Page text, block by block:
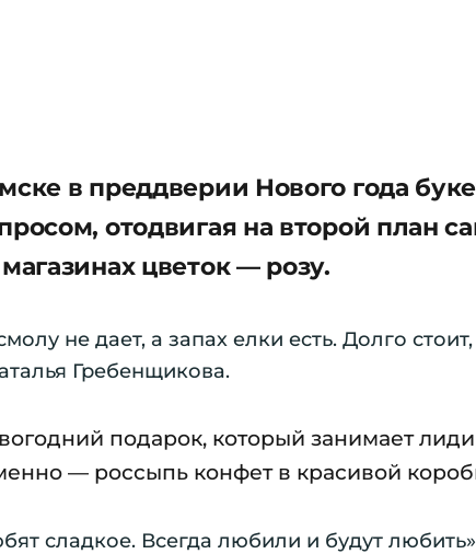
в преддверии Нового года
отодвигая на второй план
цветок — розу.
не дает, а запах елки есть. Долго
Гребенщикова.
подарок, который занимает
— россыпь конфет в красивой
сладкое. Всегда любили и будут